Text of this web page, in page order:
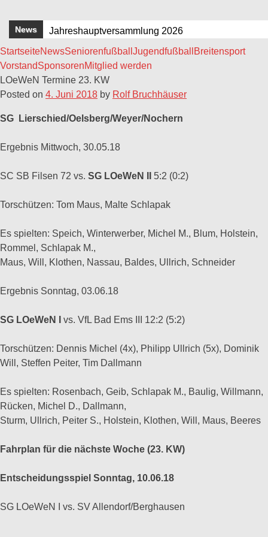
News Jahreshauptversammlung 2026
HIMMELFAHRTSGRILLEN 2025
Jahreshauptversammlung 2025
Einladung zur Jahreshauptversammlung 2024
Oelsberger Sportplatz erstrahlt in neuem Glanz !
StartseiteNewsSeniorenfußball Jugendfußball
Breitensport
VorstandSponsorenMitglied werden
LOeWeN Termine 23. KW
Posted on 4. Juni 2018 by Rolf Bruchhäuser
SG Lierschied/Oelsberg/Weyer/Nochern
Ergebnis Mittwoch, 30.05.18
SC SB Filsen 72 vs. SG LOeWeN II 5:2 (0:2)
Torschützen: Tom Maus, Malte Schlapak
Es spielten: Speich, Winterwerber, Michel M., Blum, Holstein,
Rommel, Schlapak M.,
Maus, Will, Klothen, Nassau, Baldes, Ullrich, Schneider
Ergebnis Sonntag, 03.06.18
SG LOeWeN I vs. VfL Bad Ems III 12:2 (5:2)
Torschützen: Dennis Michel (4x), Philipp Ullrich (5x), Dominik
Will, Steffen Peiter, Tim Dallmann
Es spielten: Rosenbach, Geib, Schlapak M., Baulig, Willmann,
Rücken, Michel D., Dallmann,
Sturm, Ullrich, Peiter S., Holstein, Klothen, Will, Maus, Beeres
Fahrplan für die nächste Woche (23. KW)
Entscheidungsspiel Sonntag, 10.06.18
SG LOeWeN I vs. SV Allendorf/Berghausen